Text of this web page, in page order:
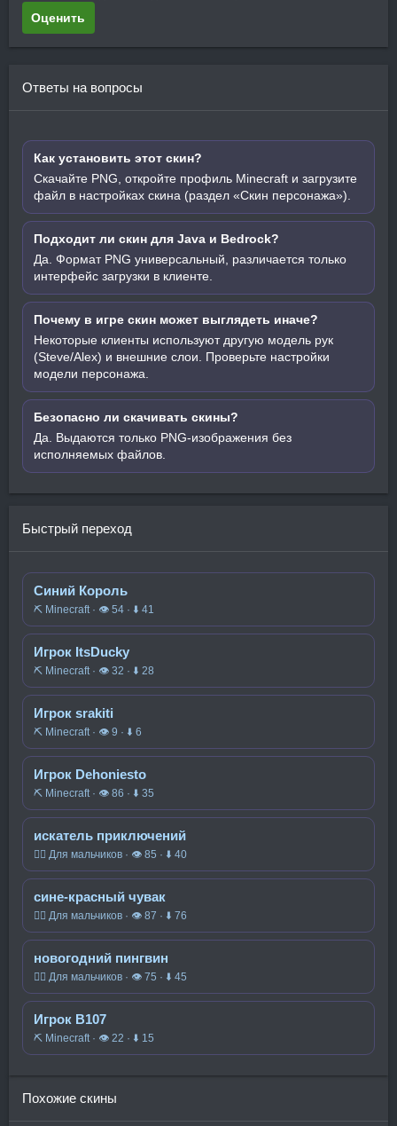
Оценить
Ответы на вопросы
Как установить этот скин?
Скачайте PNG, откройте профиль Minecraft и загрузите
файл в настройках скина (раздел «Скин персонажа»).
Подходит ли скин для Java и Bedrock?
Да. Формат PNG универсальный, различается только
интерфейс загрузки в клиенте.
Почему в игре скин может выглядеть иначе?
Некоторые клиенты используют другую модель рук
(Steve/Alex) и внешние слои. Проверьте настройки
модели персонажа.
Безопасно ли скачивать скины?
Да. Выдаются только PNG-изображения без
исполняемых файлов.
Быстрый переход
Синий Король
⛏️ Minecraft · 👁 54 · ⬇ 41
Игрок ItsDucky
⛏️ Minecraft · 👁 32 · ⬇ 28
Игрок srakiti
⛏️ Minecraft · 👁 9 · ⬇ 6
Игрок Dehoniesto
⛏️ Minecraft · 👁 86 · ⬇ 35
искатель приключений
🧍‍♂️ Для мальчиков · 👁 85 · ⬇ 40
сине-красный чувак
🧍‍♂️ Для мальчиков · 👁 87 · ⬇ 76
новогодний пингвин
🧍‍♂️ Для мальчиков · 👁 75 · ⬇ 45
Игрок B107
⛏️ Minecraft · 👁 22 · ⬇ 15
Похожие скины